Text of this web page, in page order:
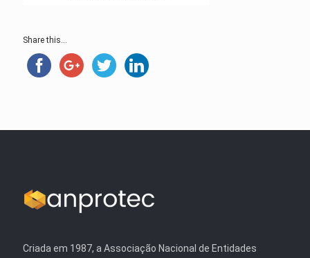
Share this...
Criada em 1987, a Associação Nacional de Entidades